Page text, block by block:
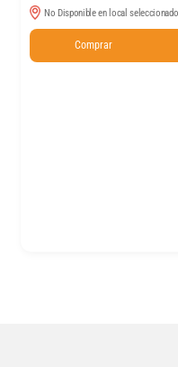
No Disponible en local seleccionado
Comprar